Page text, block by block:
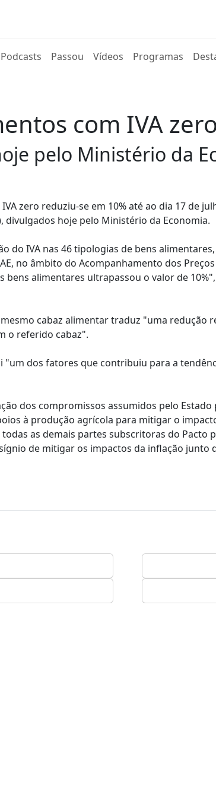
Podcasts Passou Vídeos Programas
com IVA
pelo Ministério da
zero reduziu-se em 10% até ao dia 17 de
divulgados hoje pelo Ministério da Economia.
do IVA nas 46 tipologias de bens
no âmbito do Acompanhamento dos
alimentares ultrapassou o valor de
cabaz alimentar traduz "uma redução
o referido cabaz".
dos fatores que contribuiu para a
dos compromissos assumidos pelo
à produção agrícola para mitigar o
as demais partes subscritoras do Pacto
de mitigar os impactos da inflação junto